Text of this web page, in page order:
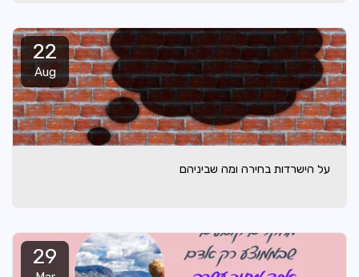
22
Aug
על הישרדות בחירה ומה שביניהם
29